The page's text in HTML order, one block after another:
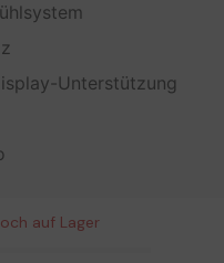
Unterstützung
auf Lager